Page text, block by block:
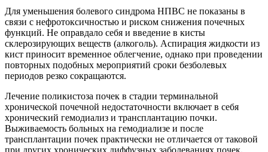
Для уменьшения болевого синдрома НПВС не показаны в
связи с нефротоксичностью и риском снижения почечных
функций. Не оправдало себя и введение в кисты
склерозирующих веществ (алкоголь). Аспирация жидкости из
кист приносит временное облегчение, однако при проведении
повторных подобных мероприятий сроки безболевых
периодов резко сокращаются.
Лечение поликистоза почек в стадии терминальной
хронической почечной недостаточности включает в себя
хронический гемодиализ и трансплантацию почки.
Выживаемость больных на гемодиализе и после
трансплантации почек практически не отличается от таковой